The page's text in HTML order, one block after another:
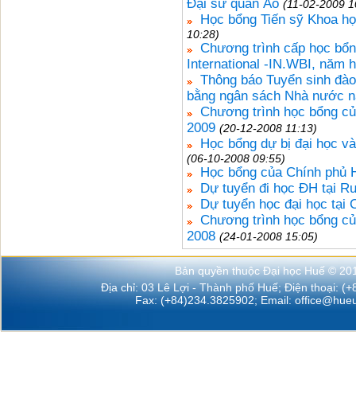
Đại sứ quán Áo (11-02-2009
Học bổng Tiến sỹ Khoa
10:28)
Chương trình cấp học
International -IN.WBI, năm
Thông báo Tuyển sinh
bằng ngân sách Nhà nước
Chương trình học bổng
2009 (20-12-2008 11:13)
Học bổng dự bị đại học
(06-10-2008 09:55)
Học bổng của Chính phủ
Dự tuyển đi học ĐH tại
Dự tuyển học đại học tại
Chương trình học bổng
2008 (24-01-2008 15:05)
Bản quyền thuộc Đại học Huế ©
Địa chỉ: 03 Lê Lợi - Thành phố Huế; Điện thoại:
Fax: (+84)234.3825902; Email: